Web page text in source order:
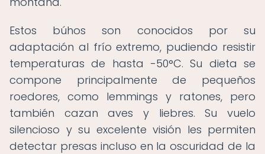
Estos búhos son conocidos por su
adaptación al frío extremo, pudiendo resistir
temperaturas de hasta -50°C. Su dieta se
compone principalmente de pequeños
roedores, como lemmings y ratones, pero
también cazan aves y liebres. Su vuelo
silencioso y su excelente visión les permiten
detectar presas incluso en la oscuridad de la